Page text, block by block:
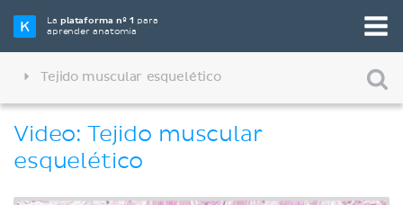
Laplataforma nº 1 para
aprender anatomía
Tejido muscular esquelético
Video: Tejido muscular
esquelético